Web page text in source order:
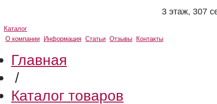
3 этаж, 307
Каталог
О компании
Информация Статьи Отзывы Контакты
Главная
/
Каталог товаров